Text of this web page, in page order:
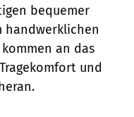
bequemer
handwerklichen
an das
und